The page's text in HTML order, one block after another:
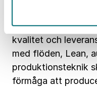
driva förändring –
Effektiv
kvalitet och
med flöden, Lean,
produktionsteknik
förmåga att